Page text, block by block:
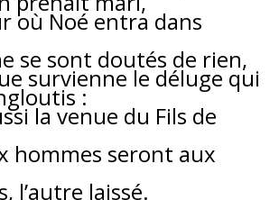
où Noé entra dans
se sont doutés de rien,
survienne le déluge qui
:
la venue du Fils de
hommes seront aux
l’autre laissé.